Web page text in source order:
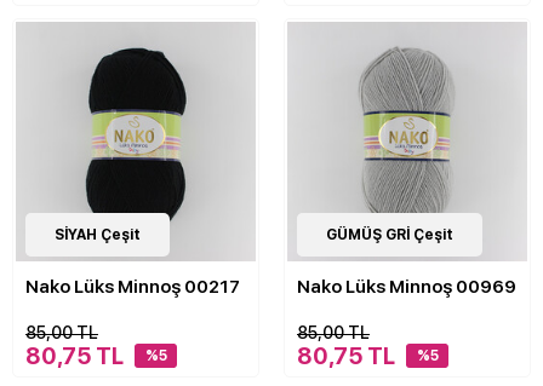
21Çeşit
SİYAH Çeşit
Nako Lüks Minnoş 00217
85,00 TL
80,75 TL %5
21Çeşit
GÜMÜŞ GRİ Çeşit
Nako Lüks Minnoş 00969
85,00 TL
80,75 TL %5